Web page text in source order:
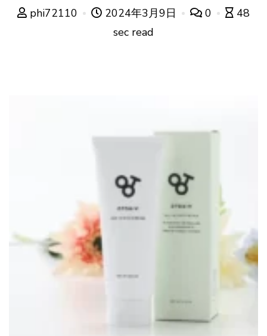
phi72110 2024年3月9日 0
48
sec read